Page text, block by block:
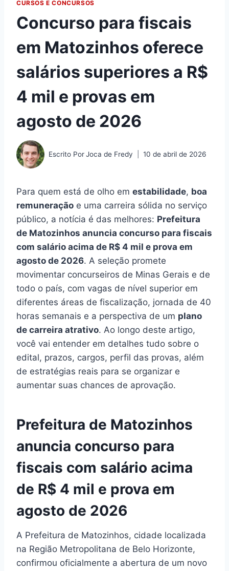
CURSOS E CONCURSOS
Concurso para fiscais
em Matozinhos oferece
salários superiores a R$
4 mil e provas em
agosto de 2026
Escrito PorJoca de Fredy 10 de abril de 2026
Para quem está de olho em estabilidade, boa
remuneração e uma carreira sólida no serviço
público, a notícia é das melhores: Prefeitura
de Matozinhos anuncia concurso para fiscais
com salário acima de R$ 4 mil e prova em
agosto de 2026. A seleção promete
movimentar concurseiros de Minas Gerais e de
todo o país, com vagas de nível superior em
diferentes áreas de fiscalização, jornada de 40
horas semanais e a perspectiva de um plano
de carreira atrativo. Ao longo deste artigo,
você vai entender em detalhes tudo sobre o
edital, prazos, cargos, perfil das provas, além
de estratégias reais para se organizar e
aumentar suas chances de aprovação.
Prefeitura de Matozinhos
anuncia concurso para
fiscais com salário acima
de R$ 4 mil e prova em
agosto de 2026
A Prefeitura de Matozinhos, cidade localizada
na Região Metropolitana de Belo Horizonte,
confirmou oficialmente a abertura de um novo